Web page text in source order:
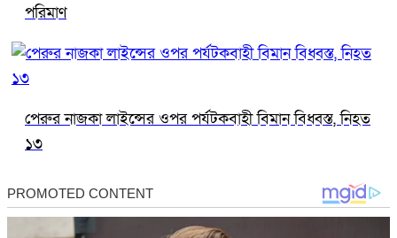
পরিমাণ
পেরুর নাজকা লাইন্সের ওপর পর্যটকবাহী বিমান বিধ্বস্ত, নিহত
১৩